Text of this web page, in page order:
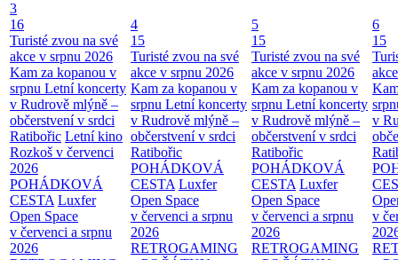
3
16
Turisté zvou na své
akce v srpnu 2026
Kam za kopanou v
srpnu Letní koncerty
v Rudrově mlýně –
občerstvení v srdci
Ratibořic Letní kino
Rozkoš v červenci
2026
POHÁDKOVÁ
CESTA Luxfer
Open Space
v červenci a srpnu
2026
4
15
Turisté zvou na své
akce v srpnu 2026
Kam za kopanou v
srpnu Letní koncerty
v Rudrově mlýně –
občerstvení v srdci
Ratibořic
POHÁDKOVÁ
CESTA Luxfer
Open Space
v červenci a srpnu
2026
RETROGAMING
5
15
Turisté zvou na své
akce v srpnu 2026
Kam za kopanou v
srpnu Letní koncerty
v Rudrově mlýně –
občerstvení v srdci
Ratibořic
POHÁDKOVÁ
CESTA Luxfer
Open Space
v červenci a srpnu
2026
RETROGAMING
6
15
v
v